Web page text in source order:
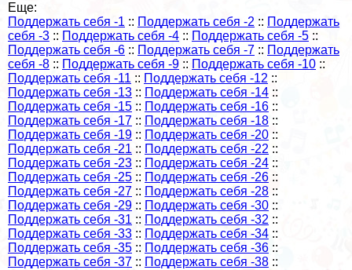
Еще:
Поддержать себя -1 :: Поддержать себя -2 :: Поддержать
себя -3 :: Поддержать себя -4 :: Поддержать себя -5 ::
Поддержать себя -6 :: Поддержать себя -7 :: Поддержать
себя -8 :: Поддержать себя -9 :: Поддержать себя -10 ::
Поддержать себя -11 :: Поддержать себя -12 ::
Поддержать себя -13 :: Поддержать себя -14 ::
Поддержать себя -15 :: Поддержать себя -16 ::
Поддержать себя -17 :: Поддержать себя -18 ::
Поддержать себя -19 :: Поддержать себя -20 ::
Поддержать себя -21 :: Поддержать себя -22 ::
Поддержать себя -23 :: Поддержать себя -24 ::
Поддержать себя -25 :: Поддержать себя -26 ::
Поддержать себя -27 :: Поддержать себя -28 ::
Поддержать себя -29 :: Поддержать себя -30 ::
Поддержать себя -31 :: Поддержать себя -32 ::
Поддержать себя -33 :: Поддержать себя -34 ::
Поддержать себя -35 :: Поддержать себя -36 ::
Поддержать себя -37 :: Поддержать себя -38 ::